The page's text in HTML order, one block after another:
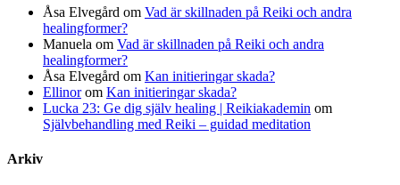
Åsa Elvegård om Vad är skillnaden på Reiki och andra
healingformer?
Manuela om Vad är skillnaden på Reiki och andra
healingformer?
Åsa Elvegård om Kan initieringar skada?
Ellinorom Kan initieringar skada?
Lucka 23: Ge dig själv healing | Reikiakademin om
Självbehandling med Reiki – guidad meditation
Arkiv